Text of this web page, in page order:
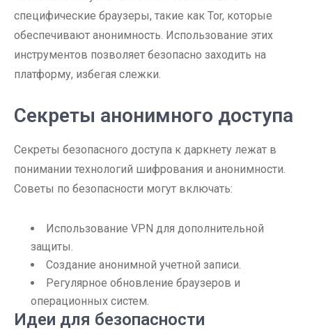
специфические браузеры, такие как Tor, которые
обеспечивают анонимность. Использование этих
инструментов позволяет безопасно заходить на
платформу, избегая слежки.
Секреты анонимного доступа
Секреты безопасного доступа к даркнету лежат в
понимании технологий шифрования и анонимности.
Советы по безопасности могут включать:
Использование VPN для дополнительной
защиты.
Создание анонимной учетной записи.
Регулярное обновление браузеров и
операционных систем.
Идеи для безопасности